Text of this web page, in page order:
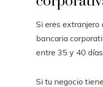
Si eres extranjero
bancaria
entre 35 y 40
Si tu negocio